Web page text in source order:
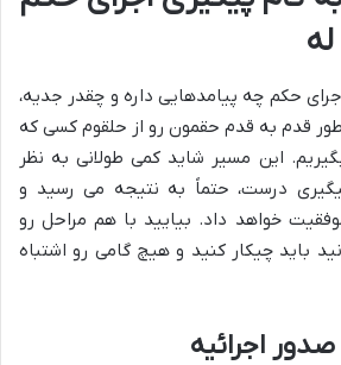
حکم چه پیامدهایی داره و چقدر جدیه،
قدم به قدم حقمون رو از حلقوم کسی که
این مسیر شاید کمی طولانی به نظر
درست، حتماً به نتیجه می رسید و
خواهد داد. بیایید با هم مراحل رو
باید چیکار کنید و هیچ گامی رو اشتباه